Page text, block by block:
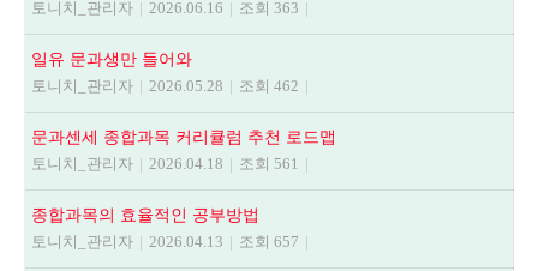
토니치_관리자 | 2026.06.16 | 조회 363 |
일유 문과생만 들어와
토니치_관리자 | 2026.05.28 | 조회 462 |
문과센세 종합과목 커리큘럼 추천 로드맵
토니치_관리자 | 2026.04.18 | 조회 561 |
종합과목의 효율적인 공부방법
토니치_관리자 | 2026.04.13 | 조회 657 |